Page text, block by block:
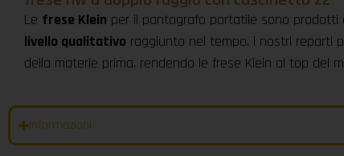
Le frese Klein per il pantografo portatile sono prodotti
livello qualitativo raggiunto nel tempo. i nostri reparti
della materie prima. rendendo le frese Klein al top del
Informazioni